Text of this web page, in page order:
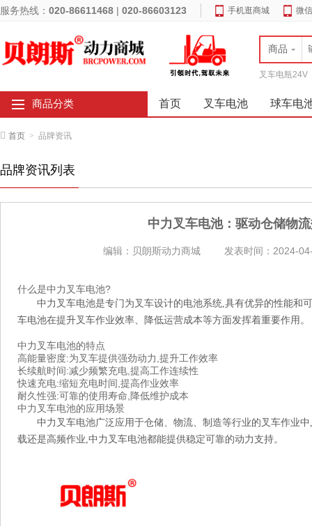
服务热线： 020-86611468 | 020-86603123 手机逛商城 微
商品
叉车电瓶24V
商品分类 首页 叉车电池 球车电
首页 > 品牌资讯
品牌资讯列表
中力叉车电池：驱动仓储物
编辑：贝朗斯动力商城 发表时间：2024-
什么是中力叉车电池?
中力叉车电池是专门为叉车设计的电池系统,具有优异的性能和
车电池在提升叉车作业效率、降低运营成本等方面发挥着重要作用。
中力叉车电池的特点
高能量密度:为叉车提供强劲动力,提升工作效率
长续航时间:减少频繁充电,提高工作连续性
快速充电:缩短充电时间,提高作业效率
耐久性强:可靠的使用寿命,降低维护成本
中力叉车电池的应用场景
中力叉车电池广泛应用于仓储、物流、制造等行业的叉车作业
载还是高频作业,中力叉车电池都能提供稳定可靠的动力支持。